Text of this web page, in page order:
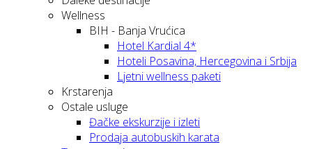
Wellness
BIH - Banja Vrućica
Hotel Kardial 4*
Hoteli Posavina, Hercegovina i Srbija
Ljetni wellness paketi
Krstarenja
Ostale usluge
Đačke ekskurzije i izleti
Prodaja autobuskih karata